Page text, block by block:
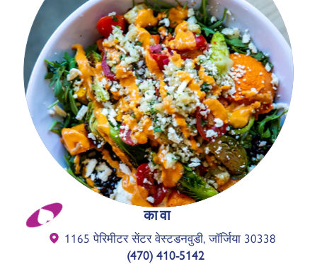
कावा
1165 पेरिमीटर सेंटर वेस्टडनवुडी, जॉर्जिया 30338
(470) 410-5142